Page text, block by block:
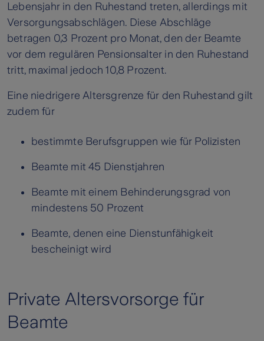
Lebensjahr in den Ruhestand treten, allerdings mit
Versorgungsabschlägen. Diese Abschläge
betragen 0,3 Prozent pro Monat, den der Beamte
vor dem regulären Pensionsalter in den Ruhestand
tritt, maximal jedoch 10,8 Prozent.
Eine niedrigere Altersgrenze für den Ruhestand gilt
zudem für
bestimmte Berufsgruppen wie für Polizisten
Beamte mit 45 Dienstjahren
Beamte mit einem Behinderungsgrad von
mindestens 50 Prozent
Beamte, denen eine Dienstunfähigkeit
bescheinigt wird
Private Altersvorsorge für
Beamte